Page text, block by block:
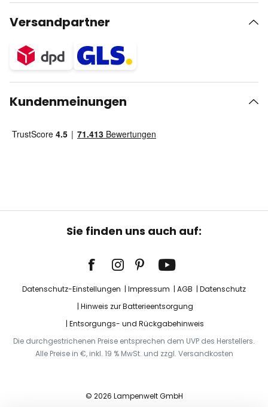
Versandpartner
Kundenmeinungen
Sie finden uns auch auf:
Datenschutz-Einstellungen Impressum AGB
Datenschutz
Hinweis zur Batterieentsorgung
Entsorgungs- und Rückgabehinweis
Die durchgestrichenen Preise entsprechen dem UVP des Herstellers.
Alle Preise in €, inkl. 19 % MwSt. und zzgl. Versandkosten
© 2026 Lampenwelt GmbH